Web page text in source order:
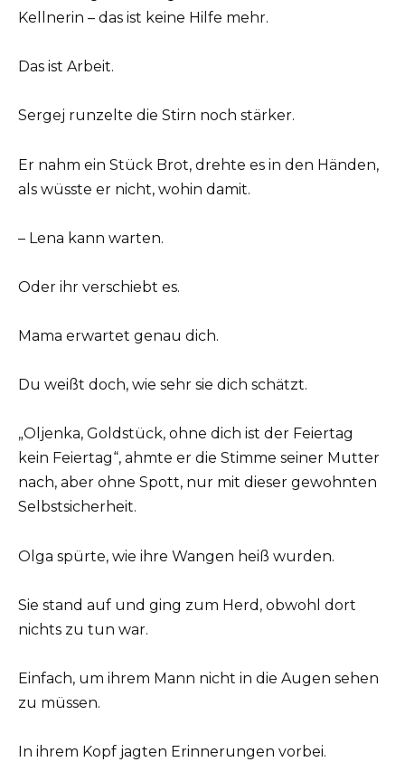
Kellnerin – das ist keine Hilfe mehr.
Das ist Arbeit.
Sergej runzelte die Stirn noch stärker.
Er nahm ein Stück Brot, drehte es in den Händen,
als wüsste er nicht, wohin damit.
– Lena kann warten.
Oder ihr verschiebt es.
Mama erwartet genau dich.
Du weißt doch, wie sehr sie dich schätzt.
„Oljenka, Goldstück, ohne dich ist der Feiertag
kein Feiertag“, ahmte er die Stimme seiner Mutter
nach, aber ohne Spott, nur mit dieser gewohnten
Selbstsicherheit.
Olga spürte, wie ihre Wangen heiß wurden.
Sie stand auf und ging zum Herd, obwohl dort
nichts zu tun war.
Einfach, um ihrem Mann nicht in die Augen sehen
zu müssen.
In ihrem Kopf jagten Erinnerungen vorbei.